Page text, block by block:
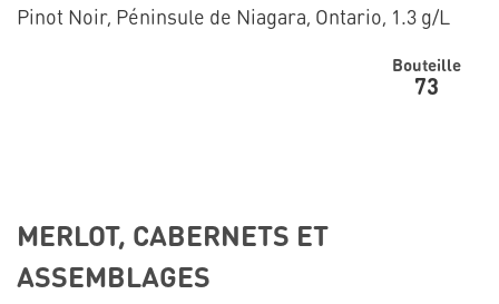
Pinot Noir, Péninsule de Niagara, Ontario, 1.3 g/L
Bouteille
73
MERLOT, CABERNETS ET
ASSEMBLAGES